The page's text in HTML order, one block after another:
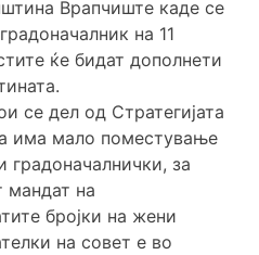
Врапчиште каде се
на 11
ќе бидат дополнети
се дел од Стратегијата
има мало поместување
градоначалнички, за
мандат на
бројки на жени
на совет е во